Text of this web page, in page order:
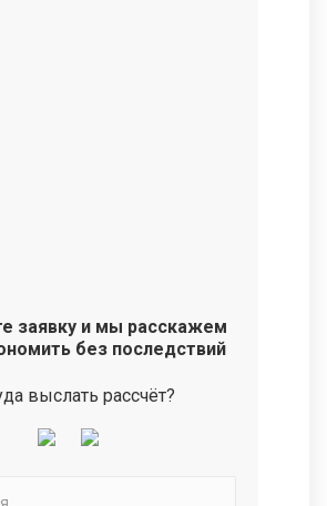
заявку и мы расскажем
без последствий
выслать рассчёт?